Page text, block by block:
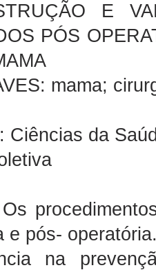
E
PÓS
mama;
Ciências da
e pós-
na